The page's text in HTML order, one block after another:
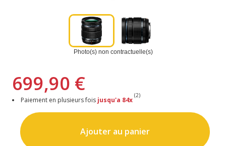
Photo(s) non contractuelle(s)
699,90 €
Paiement en plusieurs fois jusqu'a 84x
(2)
Ajouter au panier